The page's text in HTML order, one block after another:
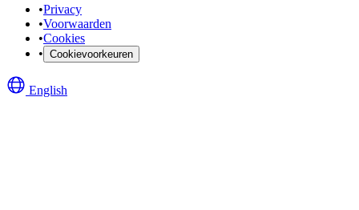
•Privacy
•Voorwaarden
•Cookies
• Cookievoorkeuren
English